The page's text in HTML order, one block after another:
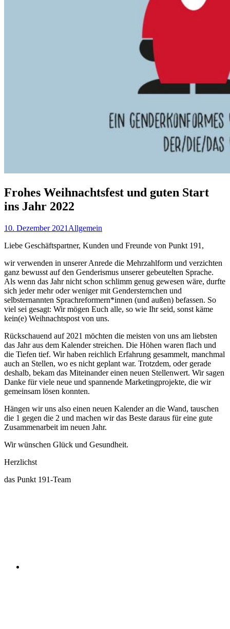
Frohes Weihnachtsfest und guten Start
ins Jahr 2022
10. Dezember 2021 Allgemein
Liebe Geschäftspartner, Kunden und Freunde von Punkt 191,
wir verwenden in unserer Anrede die Mehrzahlform und verzichten
ganz bewusst auf den Genderismus unserer gebeutelten Sprache.
Als wenn das Jahr nicht schon schlimm genug gewesen wäre, durfte
sich jeder mehr oder weniger mit Gendersternchen und
selbsternannten Sprachreformern*innen (und außen) befassen. So
viel sei gesagt: Wir mögen Euch alle, so wie Ihr seid, sonst käme
kein(e) Weihnachtspost von uns.
Rückschauend auf 2021 möchten die meisten von uns am liebsten
das Jahr aus dem Kalender streichen. Die Höhen waren flach und
die Tiefen tief. Wir haben reichlich Erfahrung gesammelt, manchmal
auch an Stellen, wo es nicht geplant war. Trotzdem, oder gerade
deshalb, bekam das Miteinander einen neuen Stellenwert. Wir sagen
Danke für viele neue und spannende Marketingprojekte, die wir
gemeinsam lösen konnten.
Hängen wir uns also einen neuen Kalender an die Wand, tauschen
die 1 gegen die 2 und machen wir das Beste daraus für eine gute
Zusammenarbeit im neuen Jahr.
Wir wünschen Glück und Gesundheit.
Herzlichst
das Punkt 191-Team